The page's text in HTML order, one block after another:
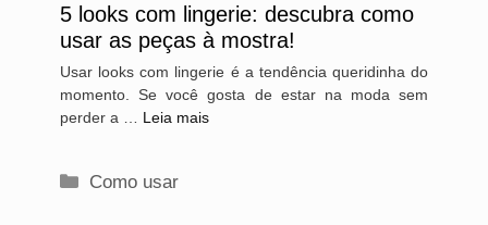
5 looks com lingerie: descubra como
usar as peças à mostra!
Usar looks com lingerie é a tendência queridinha do
momento. Se você gosta de estar na moda sem
perder a … Leia mais
Categorias
Como usar